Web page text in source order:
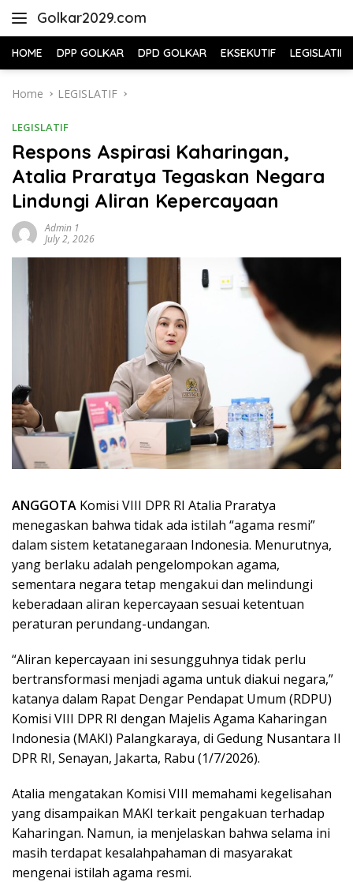
Golkar2029.com
HOME DPP GOLKAR DPD GOLKAR EKSEKUTIF LEGISLATIF
Home LEGISLATIF
LEGISLATIF
Respons Aspirasi Kaharingan,
Atalia Praratya Tegaskan Negara
Lindungi Aliran Kepercayaan
Admin 1
July 2, 2026
ANGGOTA Komisi VIII DPR RI Atalia Praratya
menegaskan bahwa tidak ada istilah “agama resmi”
dalam sistem ketatanegaraan Indonesia. Menurutnya,
yang berlaku adalah pengelompokan agama,
sementara negara tetap mengakui dan melindungi
keberadaan aliran kepercayaan sesuai ketentuan
peraturan perundang-undangan.
“Aliran kepercayaan ini sesungguhnya tidak perlu
bertransformasi menjadi agama untuk diakui negara,”
katanya dalam Rapat Dengar Pendapat Umum (RDPU)
Komisi VIII DPR RI dengan Majelis Agama Kaharingan
Indonesia (MAKI) Palangkaraya, di Gedung Nusantara II
DPR RI, Senayan, Jakarta, Rabu (1/7/2026).
Atalia mengatakan Komisi VIII memahami kegelisahan
yang disampaikan MAKI terkait pengakuan terhadap
Kaharingan. Namun, ia menjelaskan bahwa selama ini
masih terdapat kesalahpahaman di masyarakat
mengenai istilah agama resmi.